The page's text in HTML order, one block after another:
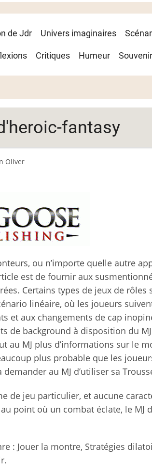
de Jdr Univers imaginaires
Critiques Humeur
fantasy
Oliver
ou n’importe quelle autre
est de fournir aux
Certains types de jeux de rôles
linéaire, où les joueurs
et aux changements de cap
de background à disposition du
au MJ plus d’informations sur le
plus probable que les
au MJ d’utiliser sa
de jeu particulier, et aucune
point où un combat éclate, le MJ
: Jouer la montre, Stratégies